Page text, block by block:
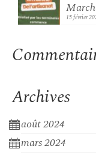
15 février
Archives
août 2024
mars 2024